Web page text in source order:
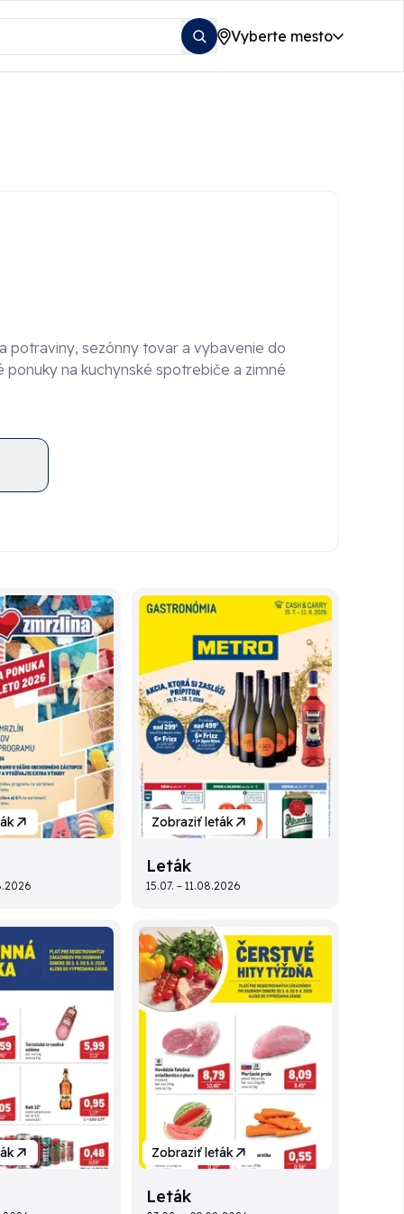
Vyberte mesto
potraviny, sezónny tovar a vybavenie do
na kuchynské spotrebiče a zimné
Zobraziť leták
Leták
15.07. – 11.08.2026
Zobraziť leták
Leták